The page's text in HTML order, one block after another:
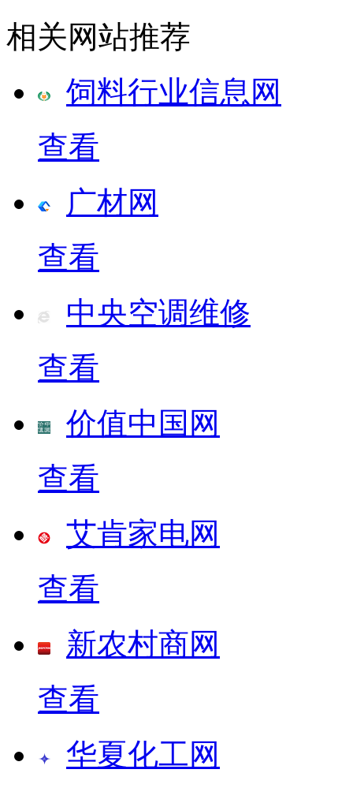
相关网站推荐
饲料行业信息网
查看
广材网
查看
中央空调维修
查看
价值中国网
查看
艾肯家电网
查看
新农村商网
查看
华夏化工网